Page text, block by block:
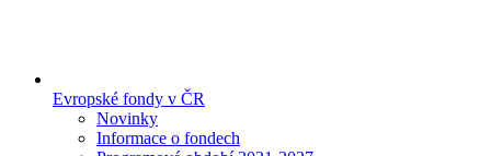
Evropské fondy v ČR
Novinky
Informace o fondech